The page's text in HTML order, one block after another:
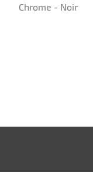
Chrome - Noir